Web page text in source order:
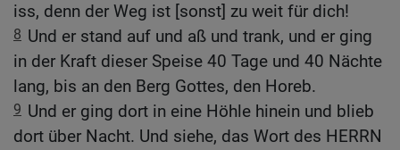
iss, denn der Weg ist [sonst] zu weit für dich!
8 Und er stand auf und aß und trank, und er ging
in der Kraft dieser Speise 40 Tage und 40 Nächte
lang, bis an den Berg Gottes, den Horeb.
9 Und er ging dort in eine Höhle hinein und blieb
dort über Nacht. Und siehe, das Wort des HERRN